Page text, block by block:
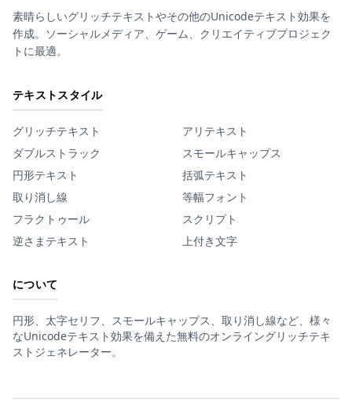
素晴らしいグリッチテキストやその他のUnicodeテキスト効果を
作成。ソーシャルメディア、ゲーム、クリエイティブプロジェク
トに最適。
テキストスタイル
グリッチテキスト
アリテキスト
ダブルストラック
スモールキャップス
円形テキスト
括弧テキスト
取り消し線
等幅フォント
フラクトゥール
スクリプト
逆さまテキスト
上付き文字
について
円形、太字セリフ、スモールキャップス、取り消し線など、様々
なUnicodeテキスト効果を備えた無料のオンライングリッチテキ
ストジェネレーター。